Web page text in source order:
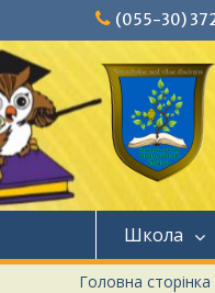
вмісту
(055-30)
Школа
Головна сторінка